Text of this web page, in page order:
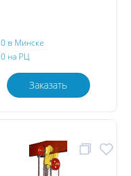
0 в Минске
0 на РЦ
Заказать